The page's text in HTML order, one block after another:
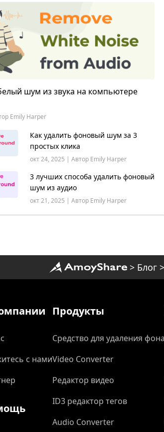
шум из звука на компьютере
Emily Harper
Как удалить фоновый шум за 3
простых клика
окт 24, 2025 | Автор Emily Harper
3 лучших способа удалить фоновый
шум из аудио
окт 21, 2025 | Автор Emily Harper
> Блог>
с нами
Продукты
Средство для удаления фона
Video Converter
Редактор видео
ID3 редактор тегов
Audio Converter